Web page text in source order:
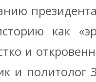
как
и
и политолог